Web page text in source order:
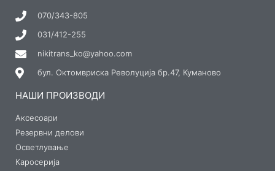
070/343-805
031/412-255
nikitrans_ko@yahoo.com
бул. Октомвриска Револуција бр.47, Куманово
НАШИ ПРОИЗВОДИ
Аксесоари
Резервни делови
Осветлување
Каросерија